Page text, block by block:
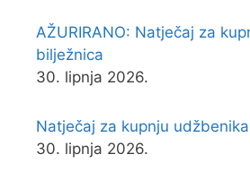
AŽURIRANO: Natječaj za
bilježnica
30. lipnja 2026.
Natječaj za kupnju udžbenika
30. lipnja 2026.